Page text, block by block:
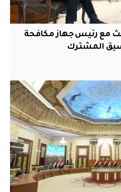
مع رئيس جهاز مكافحة
المشترك